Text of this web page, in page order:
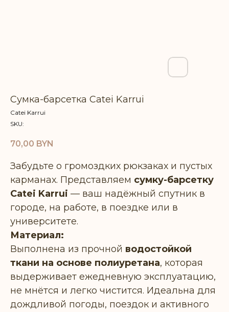
Сумка-барсетка Catei Karrui
Catei Karrui
SKU:
70,00 BYN
Забудьте о громоздких рюкзаках и пустых
карманах. Представляем сумку-барсетку
Catei Karrui — ваш надёжный спутник в
городе, на работе, в поездке или в
университете.
Материал:
Выполнена из прочной водостойкой
ткани на основе полиуретана, которая
выдерживает ежедневную эксплуатацию,
не мнётся и легко чистится. Идеальна для
дождливой погоды, поездок и активного